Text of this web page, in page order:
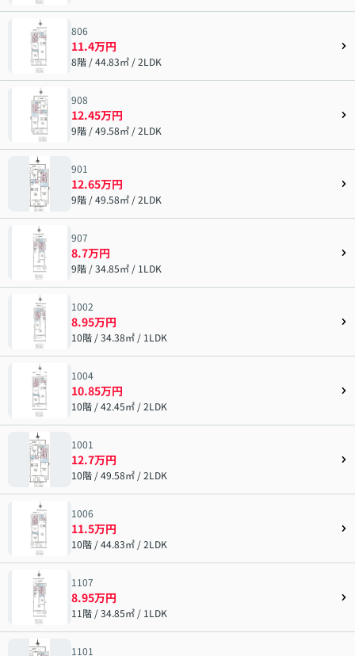
806
11.4万円
8階 / 44.83㎡ / 2LDK
908
12.45万円
9階 / 49.58㎡ / 2LDK
901
12.65万円
9階 / 49.58㎡ / 2LDK
907
8.7万円
9階 / 34.85㎡ / 1LDK
1002
8.95万円
10階 / 34.38㎡ / 1LDK
1004
10.85万円
10階 / 42.45㎡ / 2LDK
1001
12.7万円
10階 / 49.58㎡ / 2LDK
1006
11.5万円
10階 / 44.83㎡ / 2LDK
1107
8.95万円
11階 / 34.85㎡ / 1LDK
1101